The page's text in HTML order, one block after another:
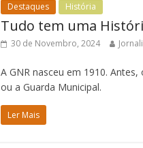
Destaques História
Tudo tem uma
30 de Novembro, 2024
A GNR nasceu em 1910.
ou a Guarda Municipal.
Ler Mais